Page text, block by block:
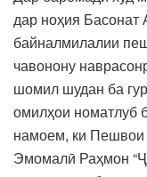
дар ноҳия Басонат
байналмилалии
чавонону
шомил шудан ба
омилҳои номатлуб
намоем, ки Пешвои
Эмомалӣ Раҳмон